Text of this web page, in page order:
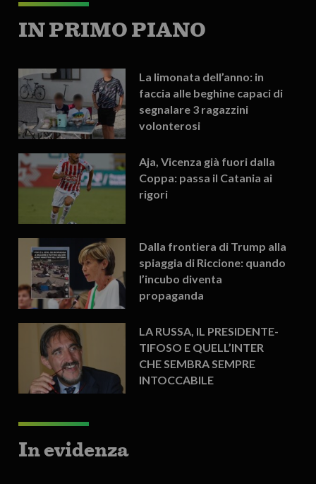
IN PRIMO PIANO
La limonata dell’anno: in
faccia alle beghine capaci di
segnalare 3 ragazzini
volonterosi
Aja, Vicenza già fuori dalla
Coppa: passa il Catania ai
rigori
Dalla frontiera di Trump alla
spiaggia di Riccione: quando
l’incubo diventa
propaganda
LA RUSSA, IL PRESIDENTE-
TIFOSO E QUELL’INTER
CHE SEMBRA SEMPRE
INTOCCABILE
In evidenza